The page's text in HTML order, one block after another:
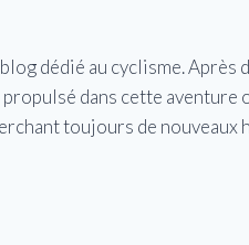
dédié au cyclisme. Après
dans cette aventure
toujours de nouveaux